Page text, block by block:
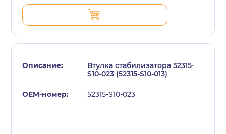
Втулка стабилизатора 52315-
S10-023 (52315-S10-013)
52315-S10-023